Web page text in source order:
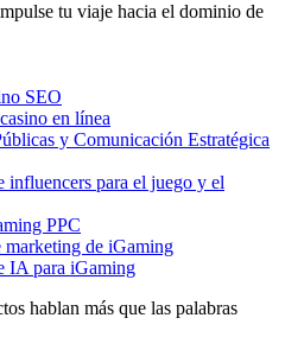
tu viaje hacia el dominio de
SEO
en línea
y Comunicación Estratégica
influencers para el juego y el
PPC
marketing de iGaming
IA para iGaming
hablan más que las palabras